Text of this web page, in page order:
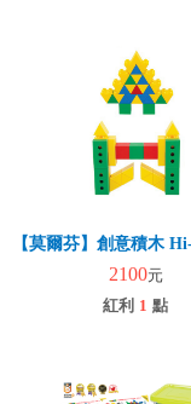
【莫爾芬】創意積木
2100元
紅利 1 點